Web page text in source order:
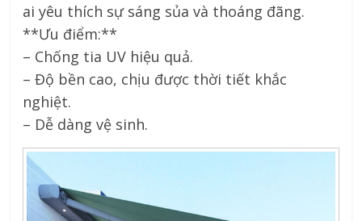
ai yêu thích sự sáng sủa và thoáng đãng.
**Ưu điểm:**
– Chống tia UV hiệu quả.
– Độ bền cao, chịu được thời tiết khắc
nghiệt.
– Dễ dàng vệ sinh.